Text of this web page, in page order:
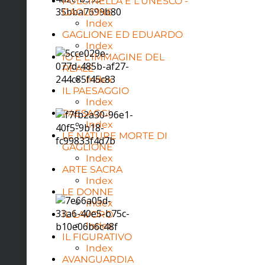
GAGLIONE
Index
GAGLIONE ED EDUARDO
Index
IO E L'IMMAGINE DEL
REALE
Index
IL PAESAGGIO
Index
PAESAGGI
Index
LE NATURE MORTE DI
GAGLIONE
Index
ARTE SACRA
Index
LE DONNE
Index
IL LAVORO
Index
IL FIGURATIVO
Index
AVANGUARDIA